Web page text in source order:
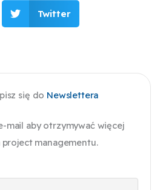
Twitter
się do Newslettera
mail aby otrzymywać więcej
managementu.